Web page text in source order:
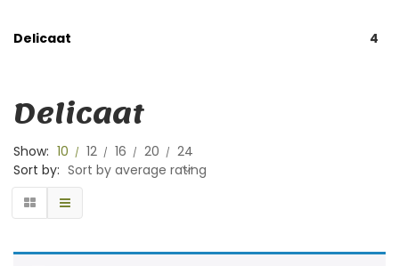
Delicaat 4
Delicaat
Show: 10 12 16 20
24
Sort by: Sort by average rating